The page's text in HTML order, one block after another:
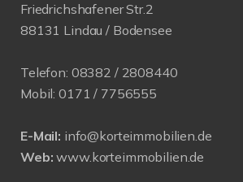
Friedrichshafener Str.2
88131 Lindau / Bodensee
Telefon: 08382 / 2808440
Mobil: 0171 / 7756555
E-Mail: info@korteimmobilien.de
Web: www.korteimmobilien.de